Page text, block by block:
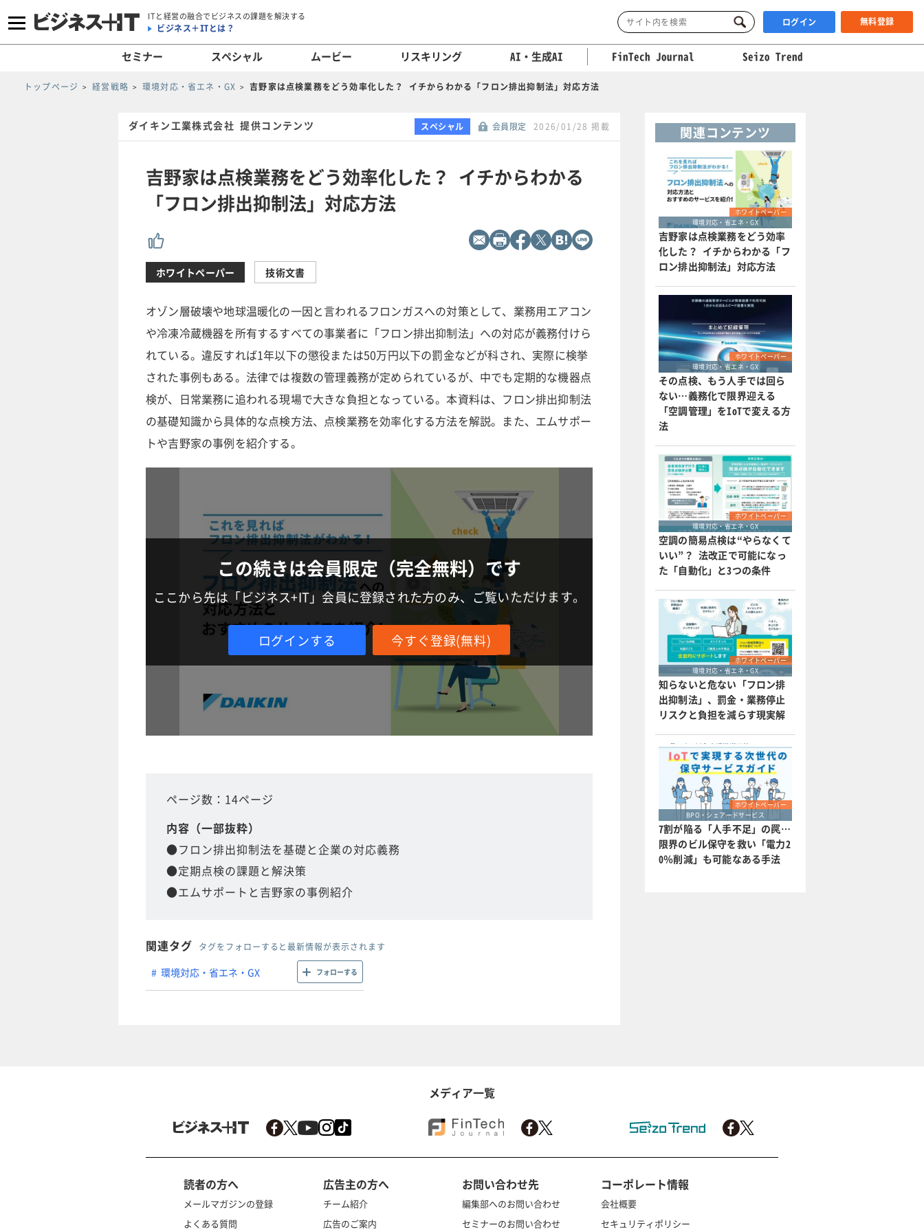
ITと経営の融合でビジネスの課題を解決する
ビジネス＋ITとは？ ログイン 無料登録
セミナー スペシャル ムービー リスキリング AI・生成AI FinTech Journal Seizo Trend
トップページ 経営戦略 環境対応・省エネ・GX 吉野家は点検業務をどう効率化した？ イチからわかる「フロン排出抑制法」対応方法
ダイキン工業株式会社 提供コンテンツ スペシャル 会員限定 2026/01/28 掲載
吉野家は点検業務をどう効率化した？ イチからわかる
「フロン排出抑制法」対応方法
ホワイトペーパー 技術文書
オゾン層破壊や地球温暖化の一因と言われるフロンガスへの対策として、業務用エアコン
や冷凍冷蔵機器を所有するすべての事業者に「フロン排出抑制法」への対応が義務付けら
れている。違反すれば1年以下の懲役または50万円以下の罰金などが科され、実際に検挙
された事例もある。法律では複数の管理義務が定められているが、中でも定期的な機器点
検が、日常業務に追われる現場で大きな負担となっている。本資料は、フロン排出抑制法
の基礎知識から具体的な点検方法、点検業務を効率化する方法を解説。また、エムサポー
トや吉野家の事例を紹介する。
この続きは会員限定（完全無料）です
ここから先は「ビジネス+IT」会員に登録された方のみ、ご覧いただけます。
ログインする 今すぐ登録(無料)
ページ数：14ページ
内容（一部抜粋）
●フロン排出抑制法を基礎と企業の対応義務
●定期点検の課題と解決策
●エムサポートと吉野家の事例紹介
関連タグ タグをフォローすると最新情報が表示されます
環境対応・省エネ・GX フォローする
関連コンテンツ
ホワイトペーパー
環境対応・省エネ・GX
吉野家は点検業務をどう効率
化した？ イチからわかる「フ
ロン排出抑制法」対応方法
ホワイトペーパー
環境対応・省エネ・GX
その点検、もう人手では回ら
ない…義務化で限界迎える
「空調管理」をIoTで変える方
法
ホワイトペーパー
環境対応・省エネ・GX
空調の簡易点検は“やらなくて
いい”？ 法改正で可能になっ
た「自動化」と3つの条件
ホワイトペーパー
環境対応・省エネ・GX
知らないと危ない「フロン排
出抑制法」、罰金・業務停止
リスクと負担を減らす現実解
ホワイトペーパー
BPO・シェアードサービス
7割が陥る「人手不足」の罠…
限界のビル保守を救い「電力2
0％削減」も可能なある手法
メディア一覧
読者の方へ
メールマガジンの登録
よくある質問
広告主の方へ
チーム紹介
広告のご案内
お問い合わせ先
編集部へのお問い合わせ
セミナーのお問い合わせ
コーポレート情報
会社概要
セキュリティポリシー